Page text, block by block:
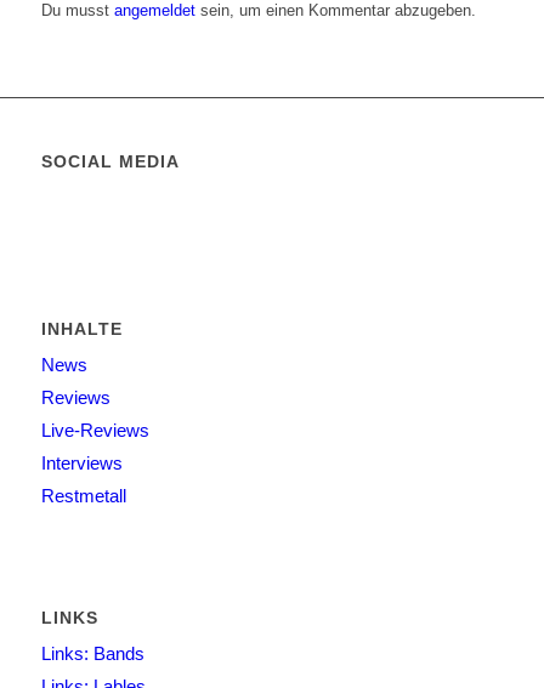
Du musst angemeldetsein, um einen Kommentar abzugeben.
SOCIAL MEDIA
INHALTE
News
Reviews
Live-Reviews
Interviews
Restmetall
LINKS
Links: Bands